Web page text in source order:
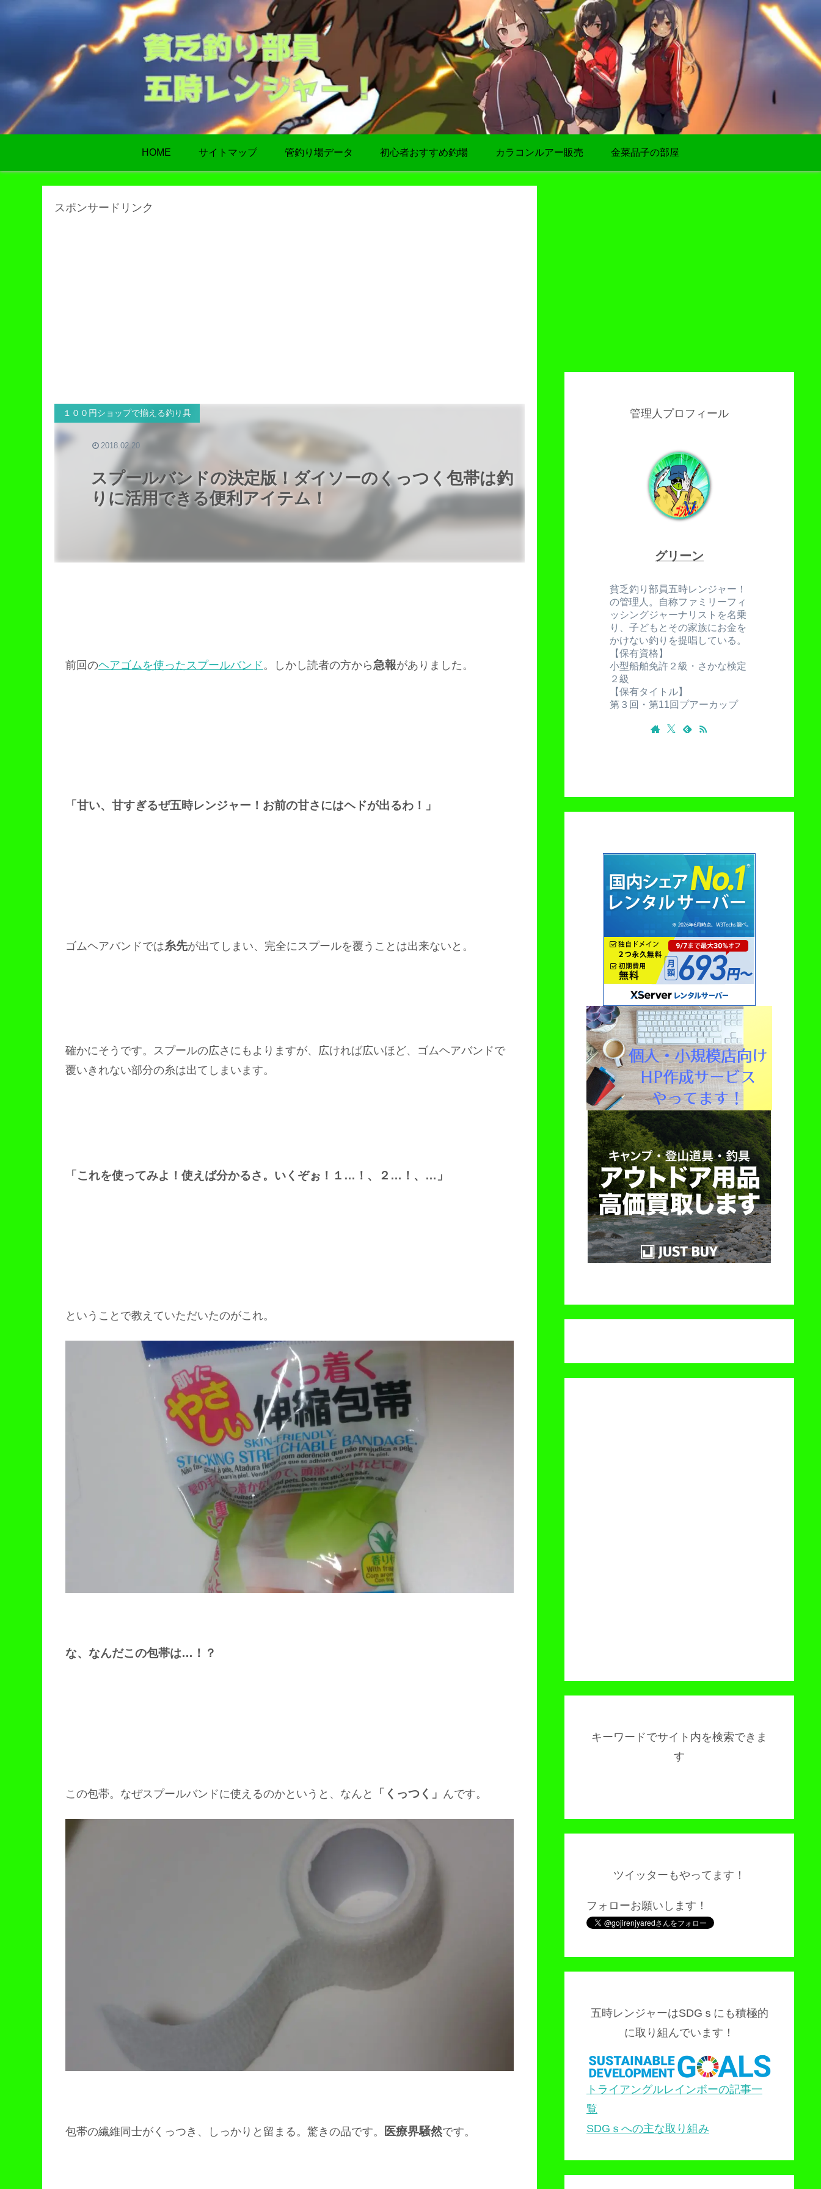
HOME サイトマップ 管釣り場データ 初心者おすすめ釣場 カラコンルアー販売 金菜品子の部屋
スポンサードリンク
スプールバンドの決定版！ダイソーのくっつく包帯は釣
りに活用できる便利アイテム！
１００円ショップで揃える釣り具
2018.02.20
前回のヘアゴムを使ったスプールバンド。しかし読者の方から急報がありました。
「甘い、甘すぎるぜ五時レンジャー！お前の甘さにはヘドが出るわ！」
ゴムヘアバンドでは糸先が出てしまい、完全にスプールを覆うことは出来ないと。
確かにそうです。スプールの広さにもよりますが、広ければ広いほど、ゴムヘアバンドで
覆いきれない部分の糸は出てしまいます。
「これを使ってみよ！使えば分かるさ。いくぞぉ！１…！、２…！、…」
ということで教えていただいたのがこれ。
な、なんだこの包帯は…！？
この包帯。なぜスプールバンドに使えるのかというと、なんと 「くっつく」 んです。
包帯の繊維同士がくっつき、しっかりと留まる。驚きの品です。 医療界騒然です。
管理人プロフィール
グリーン
貧乏釣り部員五時レンジャー！
の管理人。自称ファミリーフィ
ッシングジャーナリストを名乗
り、子どもとその家族にお金を
かけない釣りを提唱している。
【保有資格】
小型船舶免許２級・さかな検定
２級
【保有タイトル】
第３回・第11回プアーカップ
キーワードでサイト内を検索できま
す
ツイッターもやってます！
フォローお願いします！
五時レンジャーはSDGｓにも積極的
に取り組んでいます！
トライアングルレインボーの記事一
覧
SDGｓへの主な取り組み